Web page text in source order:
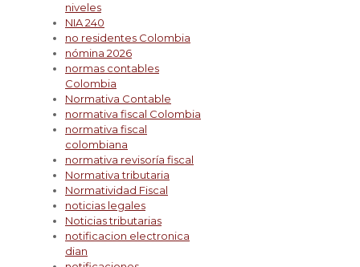
niveles
NIA 240
no residentes Colombia
nómina 2026
normas contables
Colombia
Normativa Contable
normativa fiscal Colombia
normativa fiscal
colombiana
normativa revisoría fiscal
Normativa tributaria
Normatividad Fiscal
noticias legales
Noticias tributarias
notificacion electronica
dian